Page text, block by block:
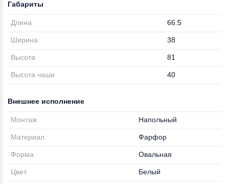
Габариты
Длина 66.5
Ширина 38
Высота 81
Высота чаши 40
Внешнее исполнение
Монтаж Напольный
Материал Фарфор
Форма Овальная
Цвет Белый